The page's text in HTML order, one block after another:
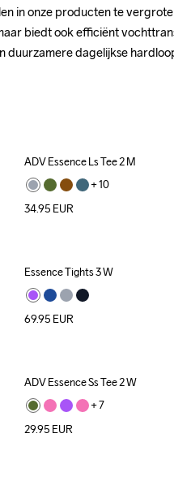
in onze producten te
biedt ook efficiënt
duurzamere dagelijkse
ADV Essence Ls Tee 2 M
+ 10
34.95 EUR
New
Essence Tights 3 W
69.95 EUR
ADV Essence Ss Tee 2 W
+ 7
29.95 EUR